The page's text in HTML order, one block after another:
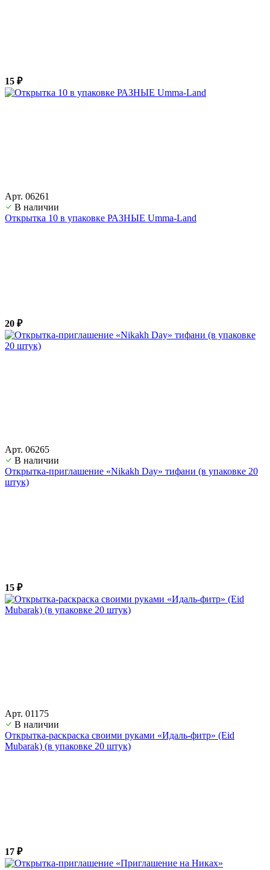
15 ₽
Арт. 06261
В наличии
Открытка 10 в упаковке РАЗНЫЕ Umma-Land
20 ₽
Арт. 06265
В наличии
Открытка-приглашение «Nikakh Day» тифани (в упаковке 20
штук)
15 ₽
Арт. 01175
В наличии
Открытка-раскраска своими руками «Идаль-фитр» (Eid
Mubarak) (в упаковке 20 штук)
17 ₽